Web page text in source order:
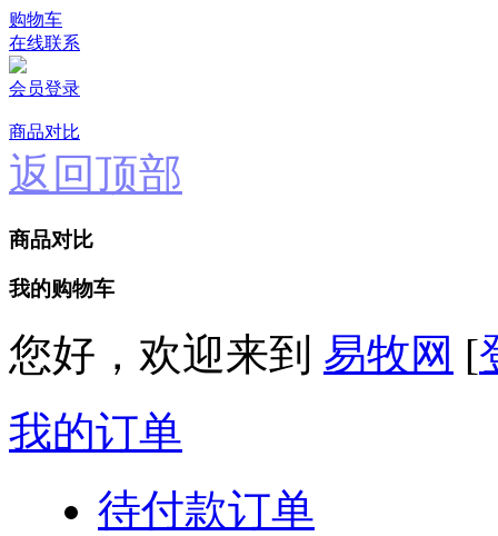
购物车
在线联系
会员登录
商品对比
返回顶部
商品对比
我的购物车
您好，欢迎来到 易牧网 [
我的订单
待付款订单